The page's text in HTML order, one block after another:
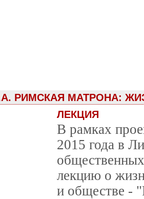
РИМСКАЯ МАТРОНА:
ЛЕКЦИЯ
В рамках
2015 года в
лекцию о
и обществе -